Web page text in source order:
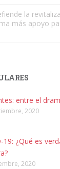
la
más apoyo
entre el
2020
19: ¿Qué es
2020